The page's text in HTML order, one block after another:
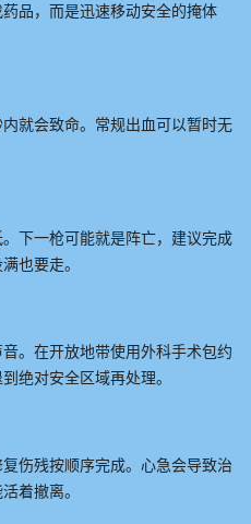
品，而是迅速移动安全的掩体
就会致命。常规出血可以暂时无
下一枪可能就是阵亡，建议完成
也要走。
。在开放地带使用外科手术包约
绝对安全区域再处理。
伤残按顺序完成。心急会导致治
着撤离。